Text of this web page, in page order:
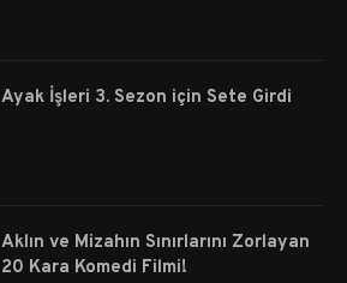
Ayak İşleri 3. Sezon için Sete Girdi
Aklın ve Mizahın Sınırlarını Zorlayan
20 Kara Komedi Filmi!